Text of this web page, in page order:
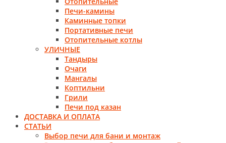
Печи-камины
Каминные топки
Портативные печи
Отопительные котлы
УЛИЧНЫЕ
Тандыры
Очаги
Мангалы
Коптильни
Грили
Печи под казан
ДОСТАВКА И ОПЛАТА
СТАТЬИ
Выбор печи для бани и монтаж